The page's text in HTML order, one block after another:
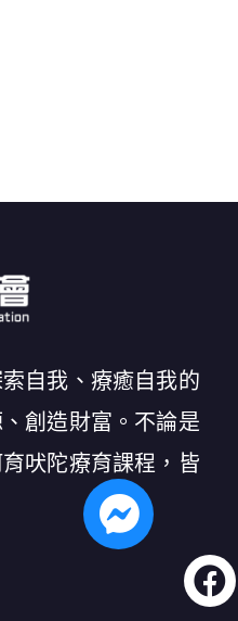
自我、療癒自我的
創造財富。不論是
吠陀療育課程，皆